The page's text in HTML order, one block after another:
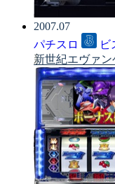
2007.07
パチスロ
ビ
新世紀エヴァ